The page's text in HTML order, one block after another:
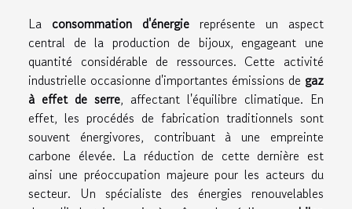
La consommation d'énergie représente un aspect
central de la production de bijoux, engageant une
quantité considérable de ressources. Cette activité
industrielle occasionne d'importantes émissions de gaz
à effet de serre, affectant l'équilibre climatique. En
effet, les procédés de fabrication traditionnels sont
souvent énergivores, contribuant à une empreinte
carbone élevée. La réduction de cette dernière est
ainsi une préoccupation majeure pour les acteurs du
secteur. Un spécialiste des énergies renouvelables